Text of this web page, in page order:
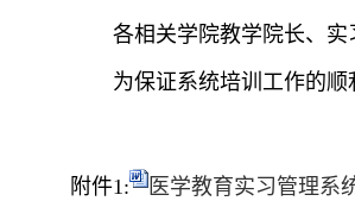
各相关学院教学院长、实
为保证系统培训工作的
附件1: 医学教育实习管理系